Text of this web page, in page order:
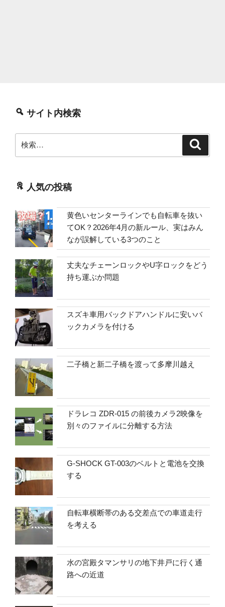
サイト内検索
索:
人気の投稿
黄色いセンターラインでも自転車を抜い
てOK？2026年4月の新ルール、実はみん
なが誤解している3つのこと
丈夫なチェーンロックやU字ロックをどう
持ち運ぶか問題
スズキ車用バックドアハンドルに安いバ
ックカメラを付ける
二子橋と新二子橋を渡って多摩川越え
ドラレコ ZDR-015 の前後カメラ2映像を
別々のファイルに分離する方法
G-SHOCK GT-003のベルトと電池を交換
する
自転車横断帯のある交差点での車道走行
を考える
水の宮殿タマンサリの地下井戸に行く通
路への近道